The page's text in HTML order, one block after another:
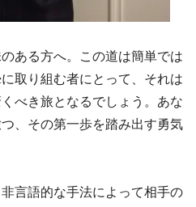
ある方へ。この道は簡単では
取り組む者にとって、それは
べき旅となるでしょう。あな
、その第一歩を踏み出す勇気
言語的な手法によって相手の